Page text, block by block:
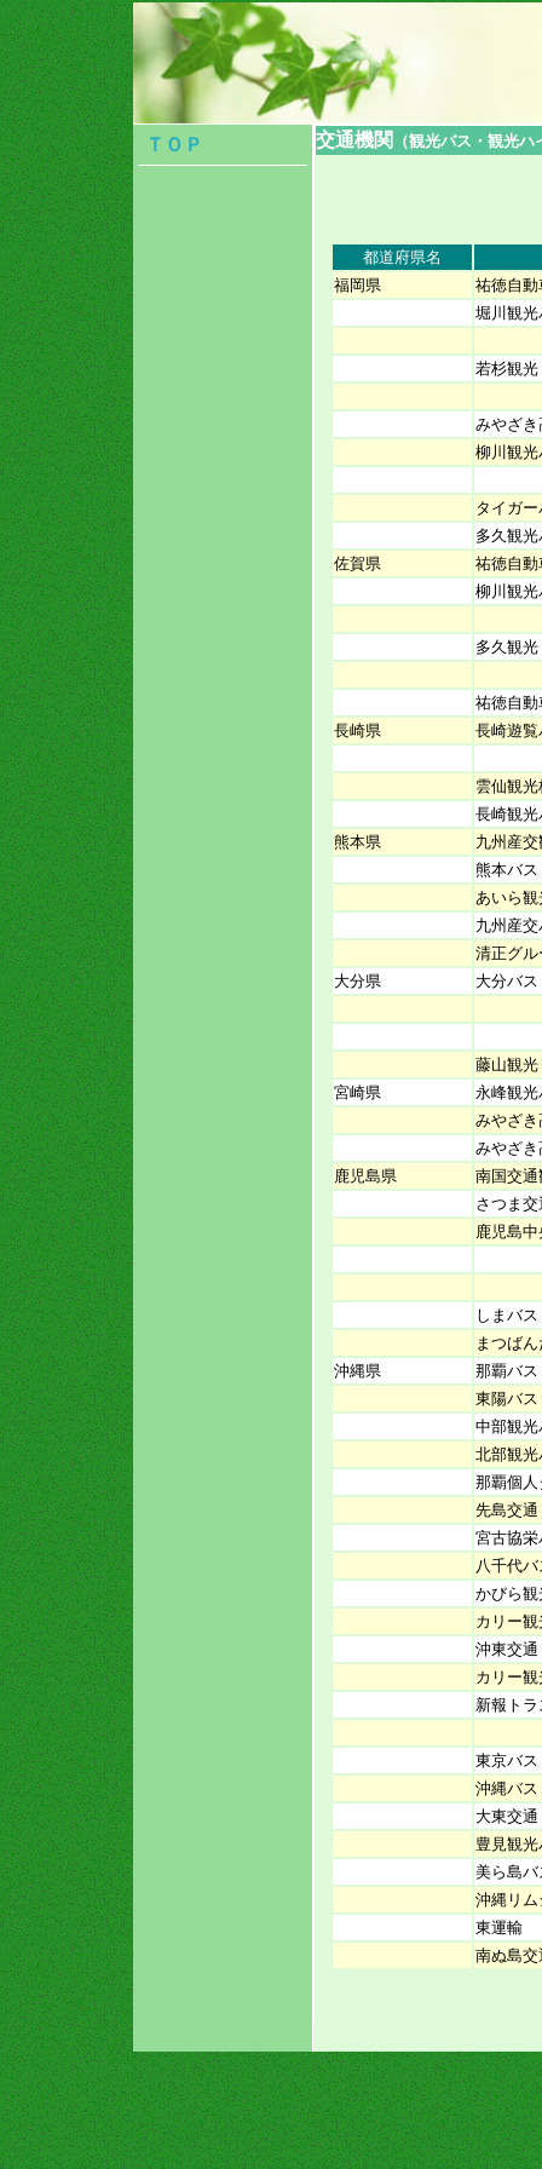
ＴＯＰ 交通機関 （観光バス・観光
都道府県名
福岡県
祐徳自動
堀川観光
若杉観光
みやざ
柳川観
タイガー
多久観
佐賀県
祐徳自動
柳川観
多久観光
祐徳自
長崎県
長崎遊覧
雲仙観
長崎観光
熊本県
九州産交
熊本バス
あいら観
九州産交
清正グ
大分県
大分バス
藤山観光
宮崎県
永峰観光
みやざ
みやざ
鹿児島県
南国交通
さつま交
鹿児島
しまバス
まつば
沖縄県
那覇バス
東陽バス
中部観光
北部観光
那覇個
先島交通
宮古協栄
八千代
かびら観
カリー
沖東交通
カリー
新報ト
東京バ
沖縄バス
大東交通
豊見観光
美ら島バ
沖縄リ
東運輸
南ぬ島交